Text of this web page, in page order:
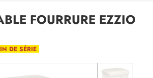
FOURRURE EZZIO
DE SÉRIE